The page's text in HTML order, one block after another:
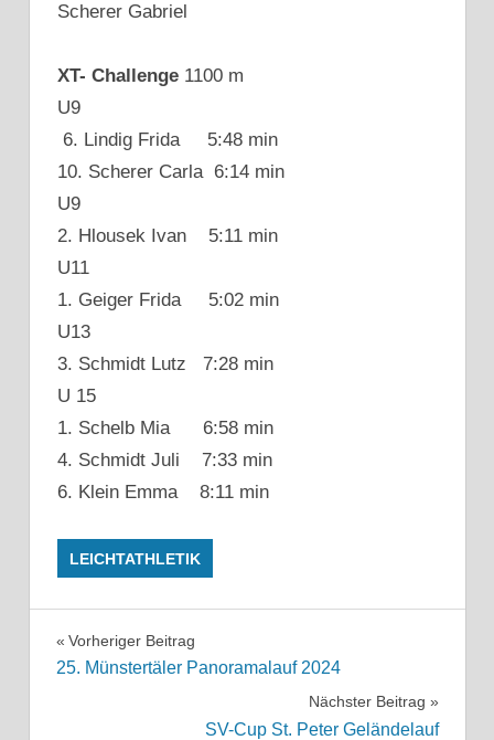
Scherer Gabriel
XT- Challenge 1100 m
U9
6. Lindig Frida 5:48 min
10. Scherer Carla 6:14 min
U9
2. Hlousek Ivan 5:11 min
U11
1. Geiger Frida 5:02 min
U13
3. Schmidt Lutz 7:28 min
U 15
1. Schelb Mia 6:58 min
4. Schmidt Juli 7:33 min
6. Klein Emma 8:11 min
LEICHTATHLETIK
Beitragsnavigation
Vorheriger Beitrag
25. Münstertäler Panoramalauf 2024
Nächster Beitrag
SV-Cup St. Peter Geländelauf